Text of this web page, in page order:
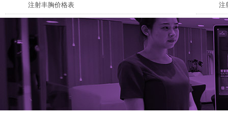
注射丰胸价格表 注